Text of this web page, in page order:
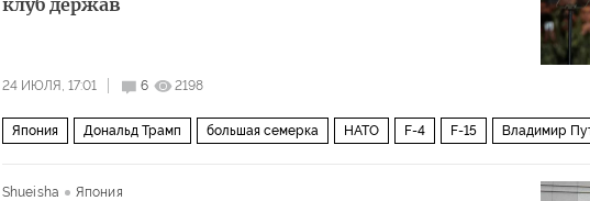
24 ИЮЛЯ, 17:01 6 2198
Япония Дональд Трамп большая семерка НАТО F-4 F-15 Владимир
Shueisha
Япония